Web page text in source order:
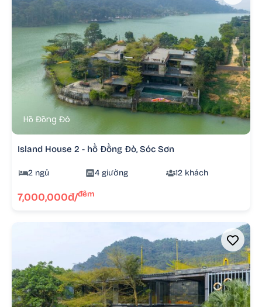
Hồ Đồng Đò
Island House 2 - hồ Đồng Đò, Sóc Sơn
2 ngủ 4 giường 12 khách
7,000,000đ/đêm